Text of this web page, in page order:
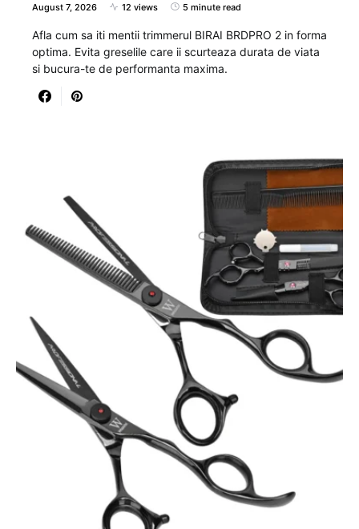
August 7, 2026 12 views 5 minute read
Afla cum sa iti mentii trimmerul BIRAI BRDPRO 2 in forma
optima. Evita greselile care ii scurteaza durata de viata
si bucura-te de performanta maxima.